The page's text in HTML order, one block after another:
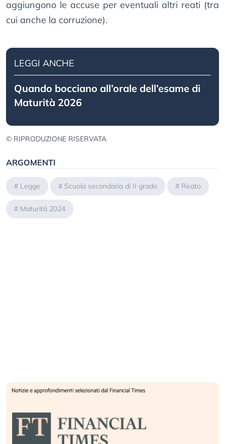
aggiungono le accuse per eventuali altri reati (tra
cui anche la corruzione).
LEGGI ANCHE
Quando bocciano all’orale dell’esame di
Maturità 2026
© RIPRODUZIONE RISERVATA
ARGOMENTI
# Legge # Scuola secondaria di II grado # Reato
# Maturità 2024